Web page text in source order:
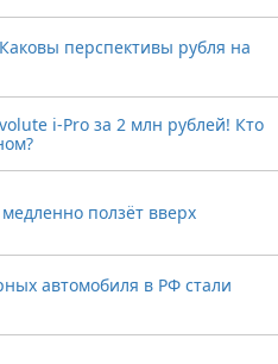
Каковы перспективы рубля на
i-Pro за 2 млн рублей! Кто
ползёт вверх
автомобиля в РФ стали